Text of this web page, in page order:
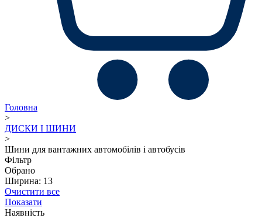
Головна
>
ДИСКИ І ШИНИ
>
Шини для вантажних автомобілів і автобусів
Фільтр
Обрано
Ширина: 13
Очистити все
Показати
Наявність